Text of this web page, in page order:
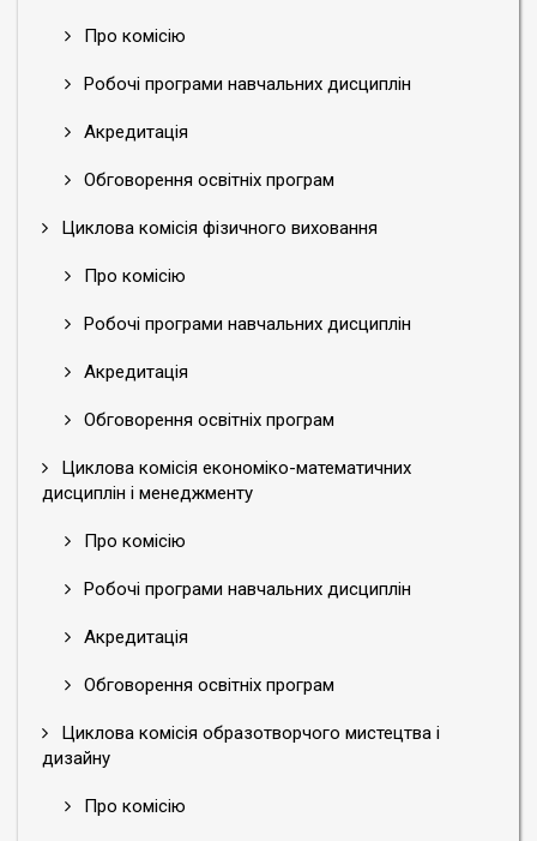
Про комісію
Робочі програми навчальних дисциплін
Акредитація
Обговорення освітніх програм
Циклова комісія фізичного виховання
Про комісію
Робочі програми навчальних дисциплін
Акредитація
Обговорення освітніх програм
Циклова комісія економіко-математичних
дисциплін і менеджменту
Про комісію
Робочі програми навчальних дисциплін
Акредитація
Обговорення освітніх програм
Циклова комісія образотворчого мистецтва і
дизайну
Про комісію